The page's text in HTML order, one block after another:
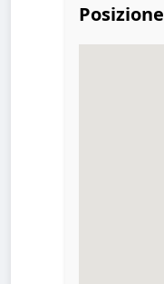
Posizione